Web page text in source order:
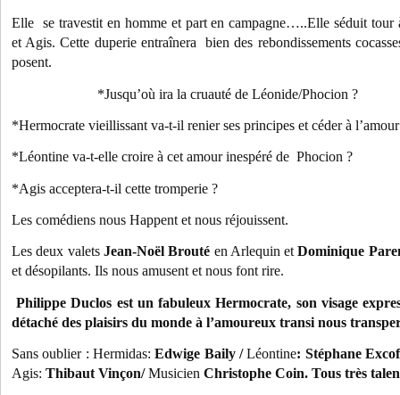
Elle se travestit en homme et part en campagne…..Elle séduit tour
et Agis. Cette duperie entraînera bien des rebondissements
posent.
*Jusqu’où ira la cruauté de Léonide/Phocion ?
*Hermocrate vieillissant va-t-il renier ses principes et céder à
*Léontine va-t-elle croire à cet amour inespéré de Phocion ?
*Agis acceptera-t-il cette tromperie ?
Les comédiens nous Happent et nous réjouissent.
Les deux valets Jean-Noël Brouté en Arlequin etDominique
et désopilants. Ils nous amusent et nous font rire.
Philippe Duclos est un fabuleux Hermocrate, son visage
détaché des plaisirs du monde à l’amoureux transi nous
Sans oublier : Hermidas: Edwige Baily /Léontine: Stéphane
Agis: Thibaut Vinçon/Musicien Christophe Coin. Tous très